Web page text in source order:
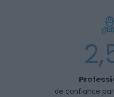
de confiance